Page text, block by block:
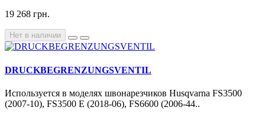
19 268 грн.
Нет в наличии
DRUCKBEGRENZUNGSVENTIL
Используется в моделях швонарезчиков Husqvarna FS3500
(2007-10), FS3500 E (2018-06), FS6600 (2006-44..